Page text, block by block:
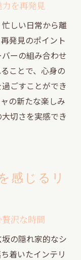
を再発見
しい日常から離
発見のポイント
ーの組み合わせ
ことで、心身の
ごすことができ
の新たな楽しみ
切さを実感でき
感じるリ
沢な時間
の隠れ家的なシ
着いたインテリ